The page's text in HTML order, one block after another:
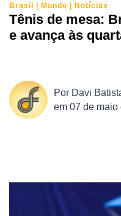
Brasil | Mundo | Notícias
Tênis de mesa:
e avança às
Por Davi
em 07 de maio